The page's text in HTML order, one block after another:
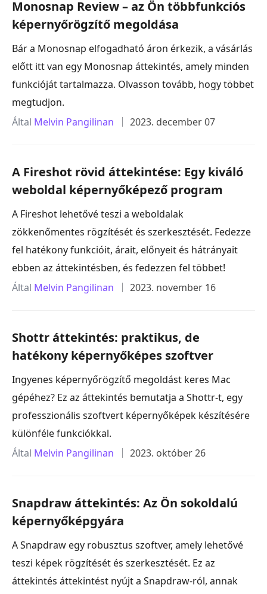
Monosnap Review – az Ön többfunkciós
képernyőrögzítő megoldása
Bár a Monosnap elfogadható áron érkezik, a vásárlás
előtt itt van egy Monosnap áttekintés, amely minden
funkcióját tartalmazza. Olvasson tovább, hogy többet
megtudjon.
Által Melvin Pangilinan 2023. december 07
A Fireshot rövid áttekintése: Egy kiváló
weboldal képernyőképező program
A Fireshot lehetővé teszi a weboldalak
zökkenőmentes rögzítését és szerkesztését. Fedezze
fel hatékony funkcióit, árait, előnyeit és hátrányait
ebben az áttekintésben, és fedezzen fel többet!
Által Melvin Pangilinan 2023. november 16
Shottr áttekintés: praktikus, de
hatékony képernyőképes szoftver
Ingyenes képernyőrögzítő megoldást keres Mac
gépéhez? Ez az áttekintés bemutatja a Shottr-t, egy
professzionális szoftvert képernyőképek készítésére
különféle funkciókkal.
Által Melvin Pangilinan 2023. október 26
Snapdraw áttekintés: Az Ön sokoldalú
képernyőképgyára
A Snapdraw egy robusztus szoftver, amely lehetővé
teszi képek rögzítését és szerkesztését. Ez az
áttekintés áttekintést nyújt a Snapdraw-ról, annak